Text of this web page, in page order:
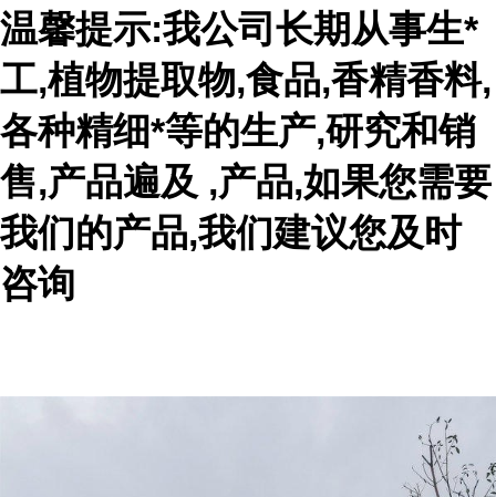
温馨提示:我公司长期从事生*
工,植物提取物,食品,香精香料,
各种精细*等的生产,研究和销
售,产品遍及 ,产品,如果您需要
我们的产品,我们建议您及时
咨询